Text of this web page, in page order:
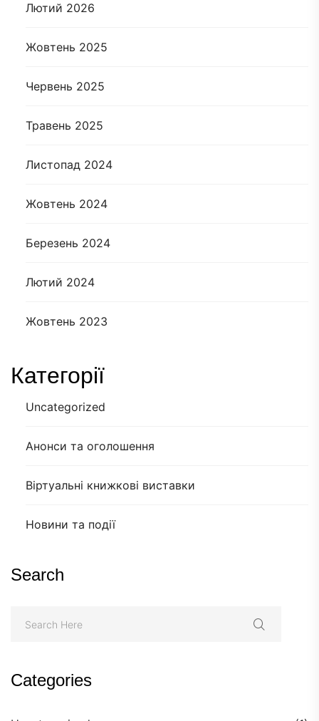
Лютий 2026
Жовтень 2025
Червень 2025
Травень 2025
Листопад 2024
Жовтень 2024
Березень 2024
Лютий 2024
Жовтень 2023
Категорії
Uncategorized
Анонси та оголошення
Віртуальні книжкові виставки
Новини та події
Search
Categories